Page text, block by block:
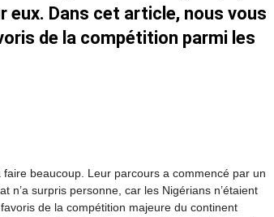
eux. Dans cet article, nous vous
de la compétition parmi les
faire beaucoup. Leur parcours a commencé par un
n’a surpris personne, car les Nigérians n’étaient
de la compétition majeure du continent